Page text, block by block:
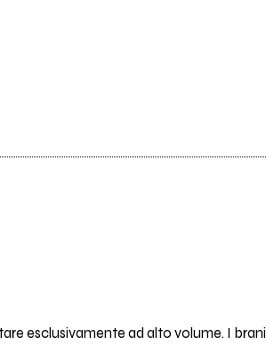
esclusivamente ad alto volume. I brani